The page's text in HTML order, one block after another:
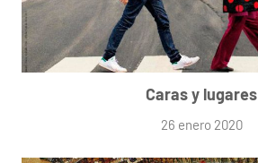
Caras y lugares
26 enero 2020